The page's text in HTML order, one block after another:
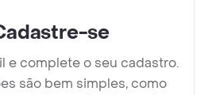
se
e complete o seu cadastro.
são bem simples, como